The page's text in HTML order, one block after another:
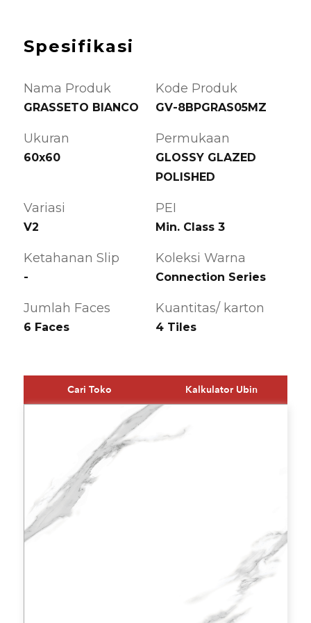
Spesifikasi
Nama Produk
GRASSETO BIANCO
Kode Produk
GV-8BPGRAS05MZ
Ukuran
60x60
Permukaan
GLOSSY GLAZED
POLISHED
Variasi
V2
PEI
Min. Class 3
Ketahanan Slip
-
Koleksi Warna
Connection Series
Jumlah Faces
6 Faces
Kuantitas/ karton
4 Tiles
Cari Toko Kalkulator Ubin